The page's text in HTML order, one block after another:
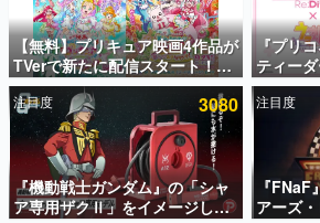
アプリセール情報
インタビュー
連載・特集一覧
殿堂入り記事
SNS拡散数が数千以上！ ページ
ど。多くの人々に読まれた、電
【無料】プリキュア映画4作品が
TVerで新たに配信スタート！な
んと2018年～2024年の映画ほぼ
すべてが見放題に、ぶっちゃけ
ありえないラインナップ
『プリ
ティー
定！“最
キャン
注目度 3080
『機動戦士ガンダム』の「シャ
ア専用ザクⅡ」をイメージした
注目度
『
アーズ